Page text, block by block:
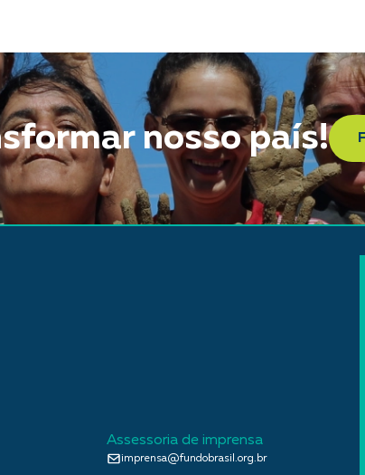
nosso país!
Assessoria de imprensa
imprensa@fundobrasil.org.br